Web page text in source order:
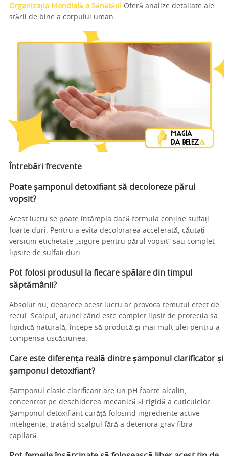
Organizația Mondială a Sănătății Oferă analize detaliate ale
stării de bine a corpului uman.
Întrebări frecvente
Poate șamponul detoxifiant să decoloreze părul
vopsit?
Acest lucru se poate întâmpla dacă formula conține sulfați
foarte duri. Pentru a evita decolorarea accelerată, căutați
versiuni etichetate „sigure pentru părul vopsit” sau complet
lipsite de sulfați duri.
Pot folosi produsul la fiecare spălare din timpul
săptămânii?
Absolut nu, deoarece acest lucru ar provoca temutul efect de
recul. Scalpul, atunci când este complet lipsit de protecția sa
lipidică naturală, începe să producă și mai mult ulei pentru a
compensa uscăciunea.
Care este diferența reală dintre șamponul clarificator și
șamponul detoxifiant?
Șamponul clasic clarificant are un pH foarte alcalin,
concentrat pe deschiderea mecanică și rigidă a cuticulelor.
Șamponul detoxifiant curăță folosind ingrediente active
inteligente, tratând scalpul fără a deteriora grav fibra
capilară.